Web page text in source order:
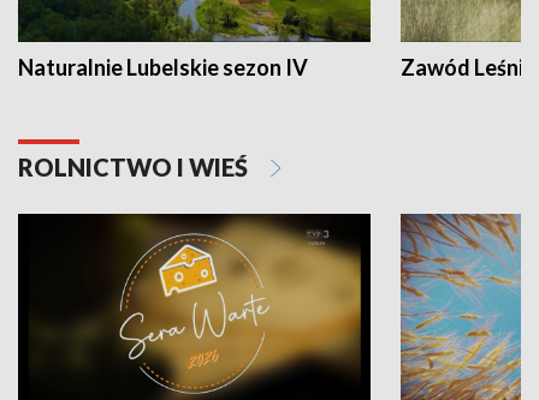
Naturalnie Lubelskie sezon IV Zawód Leśnik
ROLNICTWO I WIEŚ